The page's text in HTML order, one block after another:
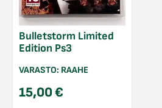
Bulletstorm Limited
Edition Ps3
VARASTO: RAAHE
15,00€